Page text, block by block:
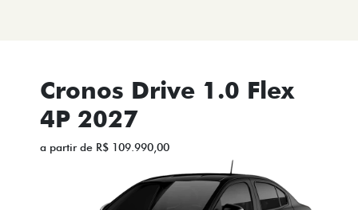
Cronos Drive 1.0 Flex
4P 2027
a partir de R$ 109.990,00